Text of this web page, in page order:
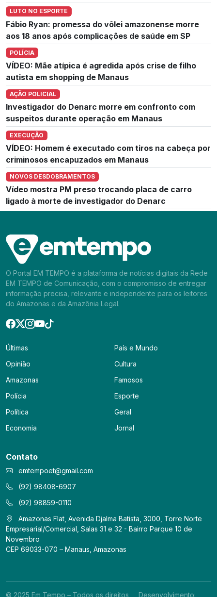
LUTO NO ESPORTE
Fábio Ryan: promessa do vôlei amazonense morre
aos 18 anos após complicações de saúde em SP
POLÍCIA
VÍDEO: Mãe atípica é agredida após crise de filho
autista em shopping de Manaus
AÇÃO POLICIAL
Investigador do Denarc morre em confronto com
suspeitos durante operação em Manaus
EXECUÇÃO
VÍDEO: Homem é executado com tiros na cabeça por
criminosos encapuzados em Manaus
NOVOS DESDOBRAMENTOS
Vídeo mostra PM preso trocando placa de carro
ligado à morte de investigador do Denarc
O Portal EM TEMPO é a plataforma de notícias digitais da Rede
EM TEMPO de Comunicação, com o compromisso de entregar
informação precisa, relevante e independente para os leitores
do Amazonas e da Amazônia Legal.
Últimas
Opinião
Amazonas
Polícia
Política
Economia
País e Mundo
Cultura
Famosos
Esporte
Geral
Jornal
Contato
emtempoet@gmail.com
(92) 98408-6907
(92) 98859-0110
Amazonas Flat, Avenida Djalma Batista, 3000, Torre Norte
Empresarial/Comercial, Salas 31 e 32 - Bairro Parque 10 de
Novembro
CEP 69033-070 – Manaus, Amazonas
© 2025 Em Tempo – Todos os direitos Desenvolvimento: